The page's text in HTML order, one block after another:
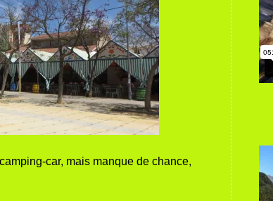
car, mais manque de chance,